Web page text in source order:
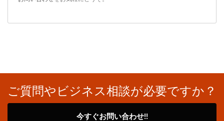
ご質問やビジネス相談が必要ですか？
今すぐお問い合わせ!!